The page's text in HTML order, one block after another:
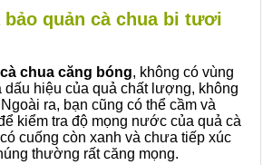
bảo quản cà chua bi tươi
chua căng bóng, không có vùng
dấu hiệu của quả chất lượng, không
ra, bạn cũng có thể cầm và
kiểm tra độ mọng nước của quả cà
cuống còn xanh và chưa tiếp xúc
thường rất căng mọng.